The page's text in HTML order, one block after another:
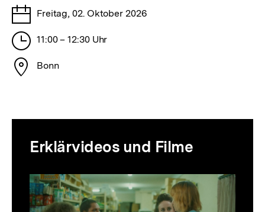
Tage
Freitag, 02. Oktober 2026
Stunden
11:00 – 12:30 Uhr
Stadt
Bonn
Erklärvideos und Filme
Inhaltskarussell
überspringen